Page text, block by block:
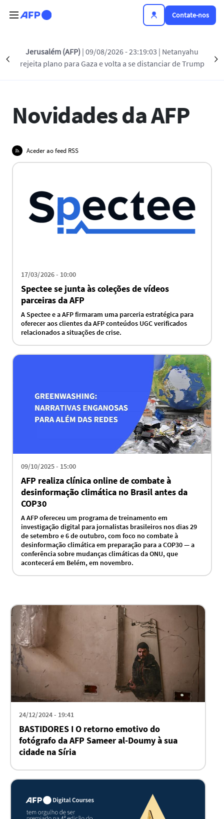
Contate-nos
Précédent
Jerusalém (AFP) | 09/08/2026 - 23:19:03 | Netanyahu
rejeita plano para Gaza e volta a se distanciar de Trump
NOVIDADES DA AFP
Novidades da AFP
Aceder ao feed RSS
17/03/2026 - 10:00
Spectee se junta às coleções de vídeos
parceiras da AFP
A Spectee e a AFP firmaram uma parceria estratégica para
oferecer aos clientes da AFP conteúdos UGC verificados
relacionados a situações de crise.
09/10/2025 - 15:00
AFP realiza clínica online de combate à
desinformação climática no Brasil antes da
COP30
A AFP ofereceu um programa de treinamento em
investigação digital para jornalistas brasileiros nos dias 29
de setembro e 6 de outubro, com foco no combate à
desinformação climática em preparação para a COP30 — a
conferência sobre mudanças climáticas da ONU, que
acontecerá em Belém, em novembro.
24/12/2024 - 19:41
BASTIDORES I O retorno emotivo do
fotógrafo da AFP Sameer al-Doumy à sua
cidade na Síria